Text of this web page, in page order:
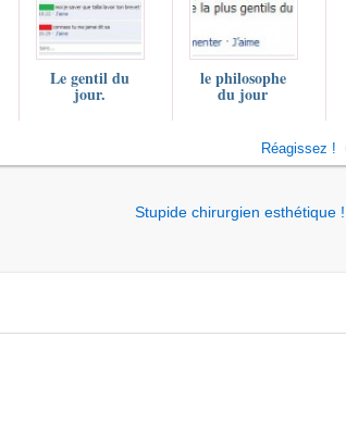
Le gentil du
jour.
le philosophe
du jour
Réagissez !
Stupide chirurgien esthétique !